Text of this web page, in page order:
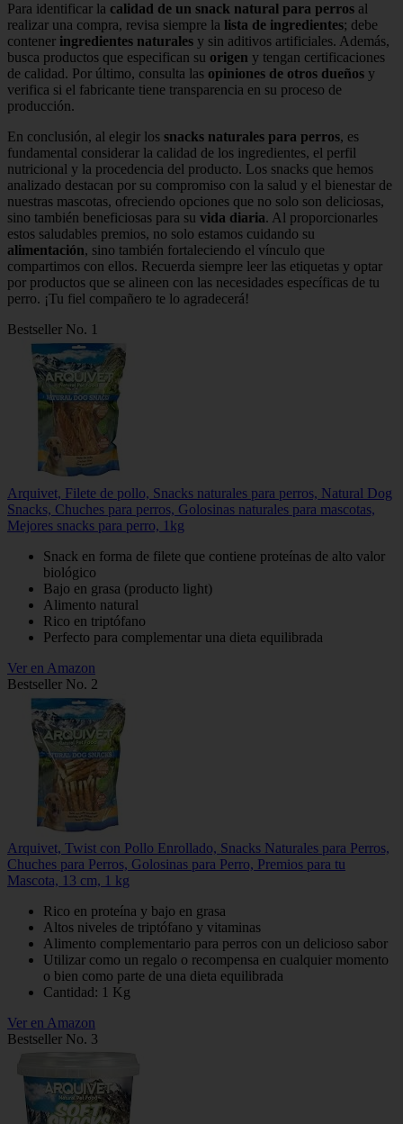
Para identificar la calidad de un snack natural para perros al
realizar una compra, revisa siempre la lista de ingredientes; debe
contener ingredientes naturales y sin aditivos artificiales. Además,
busca productos que especifican su origen y tengan certificaciones
de calidad. Por último, consulta las opiniones de otros dueños y
verifica si el fabricante tiene transparencia en su proceso de
producción.
En conclusión, al elegir los snacks naturales para perros, es
fundamental considerar la calidad de los ingredientes, el perfil
nutricional y la procedencia del producto. Los snacks que hemos
analizado destacan por su compromiso con la salud y el bienestar de
nuestras mascotas, ofreciendo opciones que no solo son deliciosas,
sino también beneficiosas para su vida diaria. Al proporcionarles
estos saludables premios, no solo estamos cuidando su
alimentación, sino también fortaleciendo el vínculo que
compartimos con ellos. Recuerda siempre leer las etiquetas y optar
por productos que se alineen con las necesidades específicas de tu
perro. ¡Tu fiel compañero te lo agradecerá!
Bestseller No. 1
Arquivet, Filete de pollo, Snacks naturales para perros, Natural Dog
Snacks, Chuches para perros, Golosinas naturales para mascotas,
Mejores snacks para perro, 1kg
Snack en forma de filete que contiene proteínas de alto valor
biológico
Bajo en grasa (producto light)
Alimento natural
Rico en triptófano
Perfecto para complementar una dieta equilibrada
Ver en Amazon
Bestseller No. 2
Arquivet, Twist con Pollo Enrollado, Snacks Naturales para Perros,
Chuches para Perros, Golosinas para Perro, Premios para tu
Mascota, 13 cm, 1 kg
Rico en proteína y bajo en grasa
Altos niveles de triptófano y vitaminas
Alimento complementario para perros con un delicioso sabor
Utilizar como un regalo o recompensa en cualquier momento
o bien como parte de una dieta equilibrada
Cantidad: 1 Kg
Ver en Amazon
Bestseller No. 3